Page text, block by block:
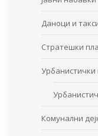
Даноци и
Стратешки
Урбанистички
Комунални